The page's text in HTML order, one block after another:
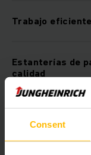
Consent
Trabajo eficiente
Estanterías de
calidad